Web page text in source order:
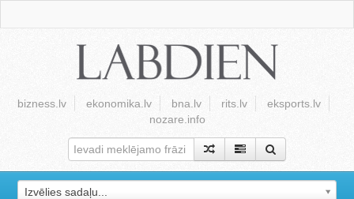
bizness.lv ekonomika.lv bna.lv rits.lv
eksports.lv
nozare.info
Izvēlies sadaļu...